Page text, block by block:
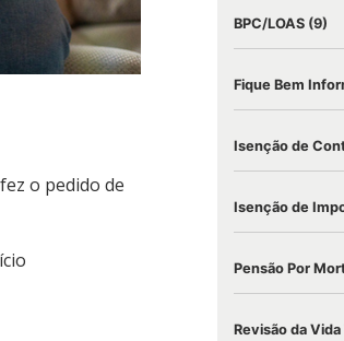
o pedido de
BPC/LOAS (9)
Fique Bem
Isenção de
Isenção de
Pensão Por
Revisão da Vida